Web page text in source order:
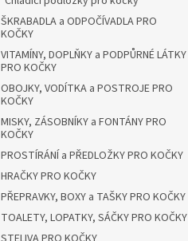
ŠKRABADLA a ODPOČÍVADLA PRO
KOČKY
VITAMÍNY, DOPLŇKY a PODPŮRNÉ LÁTKY
PRO KOČKY
OBOJKY, VODÍTKA a POSTROJE PRO
KOČKY
MISKY, ZÁSOBNÍKY a FONTÁNY PRO
KOČKY
PROSTÍRÁNÍ a PŘEDLOŽKY PRO KOČKY
HRAČKY PRO KOČKY
PŘEPRAVKY, BOXY a TAŠKY PRO KOČKY
TOALETY, LOPATKY, SÁČKY PRO KOČKY